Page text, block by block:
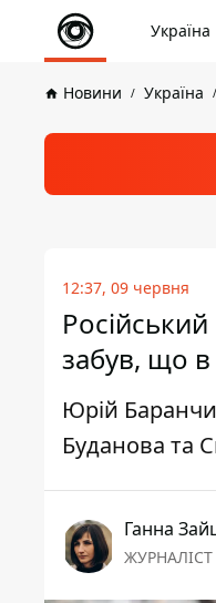
Україна
Новини Україна
12:37, 09 червня
забув, що в
Юрій
Буданова та
Ганна
ЖУРНАЛІСТ